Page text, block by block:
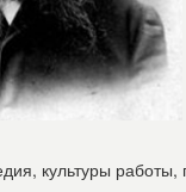
культуры